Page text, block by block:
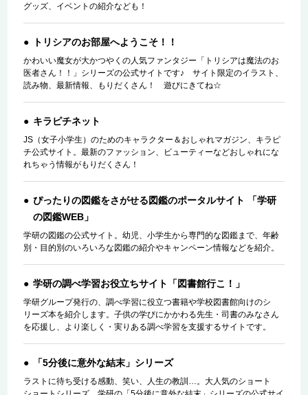
グッズ、イベントの紹介なども！
トリシアのお部屋へようこそ！！
かわいい魔女が大かつやくの人気ファンタジー「トリシアは魔法のお
医者さん！！」シリーズの公式サイトです♪ サイト限定のイラスト、
読み物、最新情報、もりだくさん！ 遊びにきてね☆
キラピチネット
JS（女子小学生）のためのキャラクター＆おしゃれマガジン、キラピ
チ公式サイト。最新のファッション、ビューティーなどおしゃれにな
れちゃう情報がもりだくさん！
ぴったりの図鑑をさがせる図鑑のポータルサイト 「学研
の図鑑WEB」
学研の図鑑の公式サイト。幼児、小学生から専門的な図鑑まで、年齢
別・目的別のいろいろな図鑑の紹介やキャンペーン情報などを紹介。
学研の調べ学習お役立ちサイト「図書館行こ！」
学研グループ発行の、調べ学習に役立つ書籍や学校図書館向けのシ
リーズ本を紹介します。子供の学びにかかわる先生・司書のみなさん
を応援し、より楽しく・実りある調べ学習を支援するサイトです。
「5分後に意外な結末」シリーズ
ラストに待ち受ける感動、笑い、人生の教訓…。大人気のショート